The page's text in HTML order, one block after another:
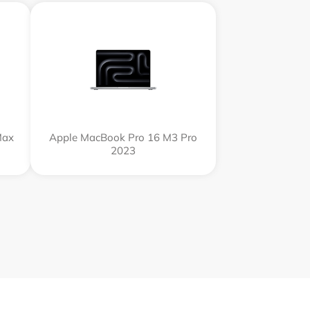
Apple MacBook Pro 16 M3 Pro
2023